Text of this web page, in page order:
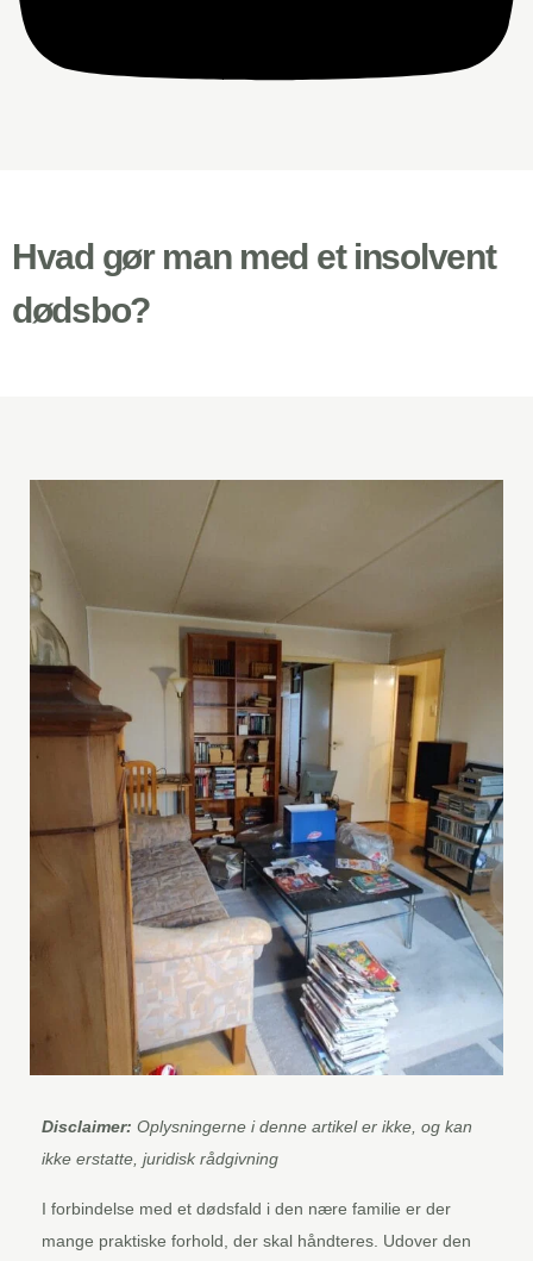
Hvad gør man med et insolvent
dødsbo?
Disclaimer: Oplysningerne i denne artikel er ikke, og kan
ikke erstatte, juridisk rådgivning
I forbindelse med et dødsfald i den nære familie er der
mange praktiske forhold, der skal håndteres. Udover den